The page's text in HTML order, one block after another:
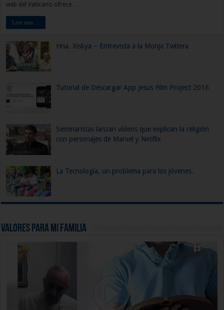
web del Vaticano ofrece …
Leer mas ...
Hna. Xiskya – Entrevista a la Monja Twitera
Tutorial de Descargar App Jesus Film Project 2016
Seminaristas lanzan vídeos que explican la religión
con personajes de Marvel y Netflix
La Tecnología, un problema para los jóvenes.
Valores para mi Familia